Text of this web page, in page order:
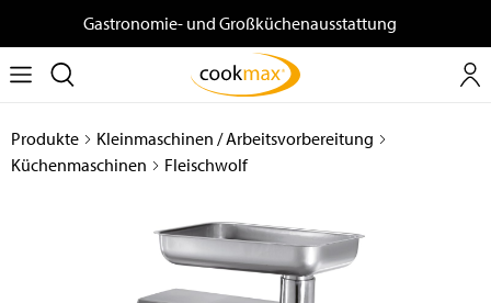
Gastronomie- und Großküchenausstattung
Produkte
Kleinmaschinen / Arbeitsvorbereitung
Küchenmaschinen
Fleischwolf